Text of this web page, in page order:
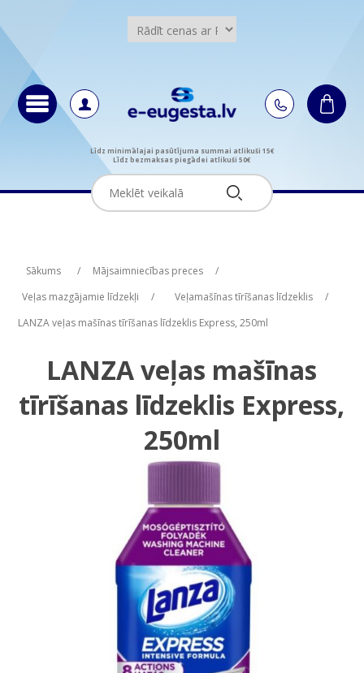
Līdz minimālajai pasūtījuma summai atlikuši 15€
Līdz bezmaksas piegādei atlikuši 50€
Sākums / Mājsaimniecības preces
/
Veļas mazgājamie līdzekļi
/ Veļamašīnas tīrīšanas līdzeklis
/
LANZA veļas mašīnas tīrīšanas līdzeklis Express, 250ml
LANZA veļas mašīnas
tīrīšanas līdzeklis Express,
250ml